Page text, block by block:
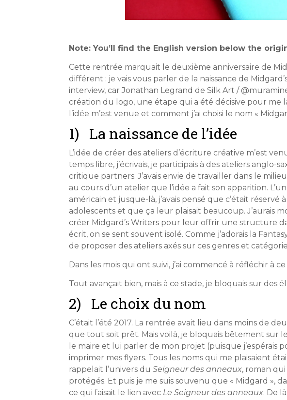
Note: You’ll find the English version below the
Cette rentrée marquait le deuxième anniversaire de
différent : je vais vous parler de la naissance de
interview, car Jonathan Legrand de Silk Art /
création du logo, une étape qui a été décisive pour me
l’idée m’est venue et comment j’ai choisi le nom «
1) La naissance de l’idée
L’idée de créer des ateliers d’écriture créative m’est
temps libre, j’écrivais, je participais à des ateliers
critique partners. J’avais envie de travailler dans le
au cours d’un atelier que l’idée a fait son apparition.
américain et jusque-là, j’avais pensé que c’était réservé
adolescents et que ça leur plaisait beaucoup. J’aurais
créer Midgard’s Writers pour leur offrir une structure
écrit, on se sent souvent isolé. Comme j’adorais la
de proposer des ateliers axés sur ces genres et
Dans les mois qui ont suivi, j’ai commencé à réfléchir à
Tout avançait bien, mais à ce stade, je bloquais sur
2) Le choix du nom
C’était l’été 2017. La rentrée avait lieu dans moins de
que tout soit prêt. Mais voilà, je bloquais bêtement sur
le maire et lui parler de mon projet (puisque j’espérais
imprimer mes flyers. Tous les noms qui me plaisaient
rappelait l’univers du Seigneur des anneaux, roman qui
protégés. Et puis je me suis souvenu que « Midgard »,
ce qui faisait le lien avec Le Seigneur des anneaux. De